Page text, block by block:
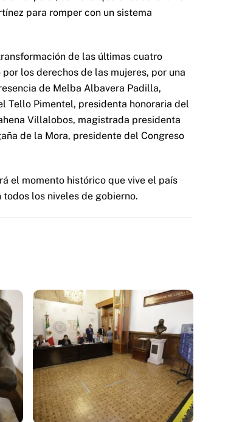
para romper con un sistema
de las últimas cuatro
los derechos de las mujeres, por una
de Melba Albavera Padilla,
Tello Pimentel, presidenta honoraria del
Villalobos, magistrada presidenta
de la Mora, presidente del Congreso
el momento histórico que vive el país
los niveles de gobierno.